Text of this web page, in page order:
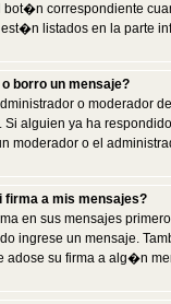
correspondiente
listados en la parte
borro un mensaje?
o moderador
. Si alguien ya ha
moderador o el
a mis mensajes?
en sus mensajes
ingrese un mensaje.
adose su firma a alg�n